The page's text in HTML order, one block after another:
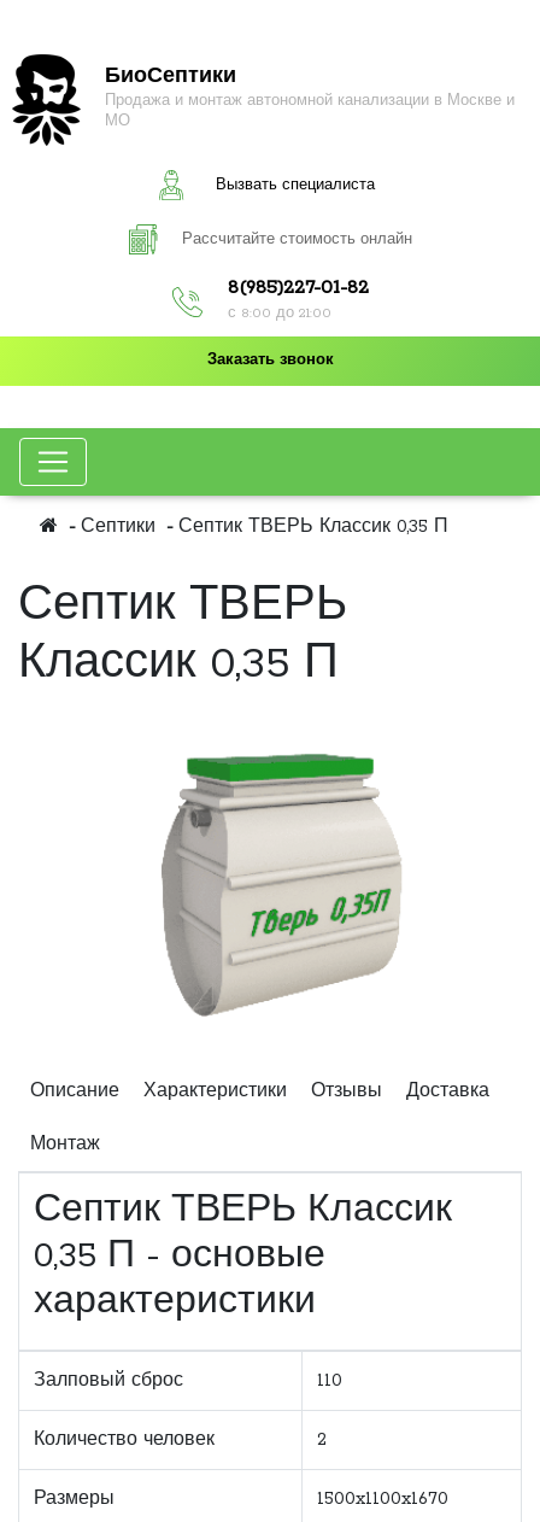
БиоСептики
Продажа и монтаж автономной канализации в Москве и
МО
Вызвать специалиста
Рассчитайте стоимость онлайн
8(985)227-01-82
с 8:00 до 21:00
Заказать звонок
Септики Септик ТВЕРЬ Классик 0,35 П
Септик ТВЕРЬ
Классик 0,35 П
Описание Характеристики Отзывы Доставка
Монтаж
Септик ТВЕРЬ Классик
0,35 П - основые
характеристики
Залповый сброс 110
Количество человек 2
Размеры 1500x1100x1670